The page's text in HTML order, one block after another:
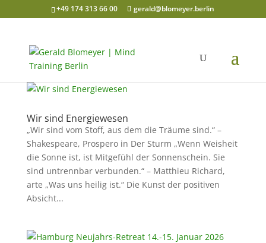
+49 174 313 66 00 gerald@blomeyer.berlin
Wir sind Energiewesen
„Wir sind vom Stoff, aus dem die Träume sind.“ –
Shakespeare, Prospero in Der Sturm „Wenn Weisheit
die Sonne ist, ist Mitgefühl der Sonnenschein. Sie
sind untrennbar verbunden.“ – Matthieu Richard,
arte „Was uns heilig ist.“ Die Kunst der positiven
Absicht...